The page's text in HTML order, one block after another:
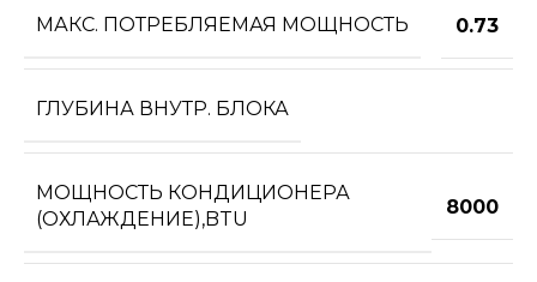
МАКС. ПОТРЕБЛЯЕМАЯ МОЩНОСТЬ 0.73
ГЛУБИНА ВНУТР. БЛОКА
МОЩНОСТЬ КОНДИЦИОНЕРА
(ОХЛАЖДЕНИЕ),BTU
8000